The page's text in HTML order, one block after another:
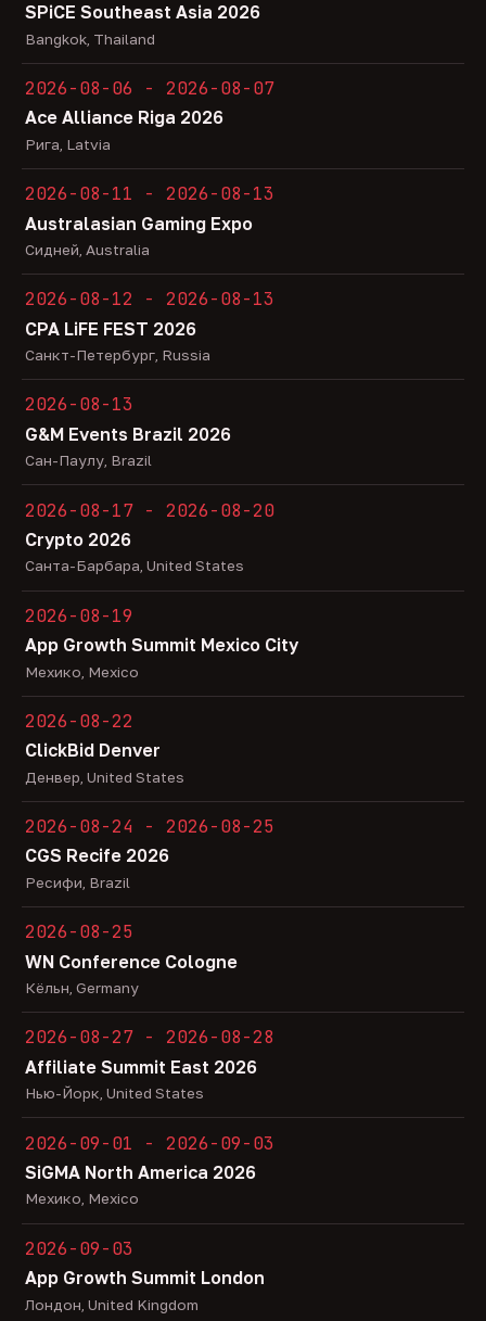
SPiCE Southeast Asia 2026
Bangkok, Thailand
2026-08-06 - 2026-08-07
Ace Alliance Riga 2026
Рига, Latvia
2026-08-11 - 2026-08-13
Australasian Gaming Expo
Сидней, Australia
2026-08-12 - 2026-08-13
CPA LiFE FEST 2026
Санкт-Петербург, Russia
2026-08-13
G&M Events Brazil 2026
Сан-Паулу, Brazil
2026-08-17 - 2026-08-20
Crypto 2026
Санта-Барбара, United States
2026-08-19
App Growth Summit Mexico City
Мехико, Mexico
2026-08-22
ClickBid Denver
Денвер, United States
2026-08-24 - 2026-08-25
CGS Recife 2026
Ресифи, Brazil
2026-08-25
WN Conference Cologne
Кёльн, Germany
2026-08-27 - 2026-08-28
Affiliate Summit East 2026
Нью-Йорк, United States
2026-09-01 - 2026-09-03
SiGMA North America 2026
Мехико, Mexico
2026-09-03
App Growth Summit London
Лондон, United Kingdom